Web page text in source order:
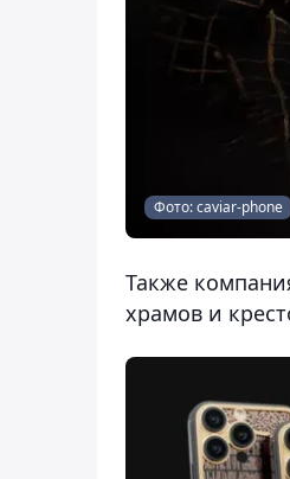
Фото: caviar-phone
Также
храмов и